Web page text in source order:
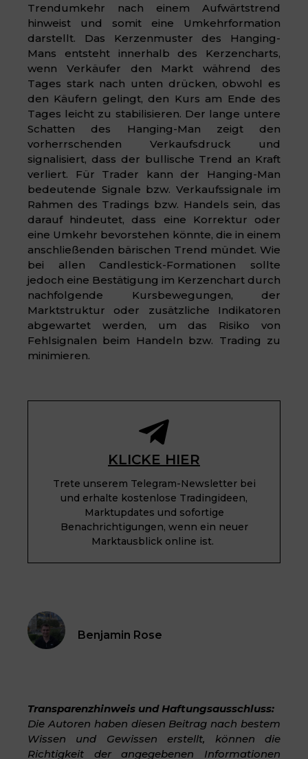
Trendumkehr nach einem Aufwärtstrend
hinweist und somit eine Umkehrformation
darstellt. Das Kerzenmuster des Hanging-
Mans entsteht innerhalb des Kerzencharts,
wenn Verkäufer den Markt während des
Tages stark nach unten drücken, obwohl es
den Käufern gelingt, den Kurs am Ende des
Tages leicht zu stabilisieren. Der lange untere
Schatten des Hanging-Man zeigt den
vorherrschenden Verkaufsdruck und
signalisiert, dass der bullische Trend an Kraft
verliert. Für Trader kann der Hanging-Man
bedeutende Signale bzw. Verkaufssignale im
Rahmen des Tradings bzw. Handels sein, das
darauf hindeutet, dass eine Korrektur oder
eine Umkehr bevorstehen könnte, die in einem
anschließenden bärischen Trend mündet. Wie
bei allen Candlestick-Formationen sollte
jedoch eine Bestätigung im Kerzenchart durch
nachfolgende Kursbewegungen, der
Marktstruktur oder zusätzliche Indikatoren
abgewartet werden, um das Risiko von
Fehlsignalen beim Handeln bzw. Trading zu
minimieren.
KLICKE HIER
Trete unserem Telegram-Newsletter bei
und erhalte kostenlose Tradingideen,
Marktupdates und sofortige
Benachrichtigungen, wenn ein neuer
Marktausblick online ist.
Benjamin Rose
Transparenzhinweis und Haftungsausschluss:
Die Autoren haben diesen Beitrag nach bestem
Wissen und Gewissen erstellt, können die
Richtigkeit der angegebenen Informationen